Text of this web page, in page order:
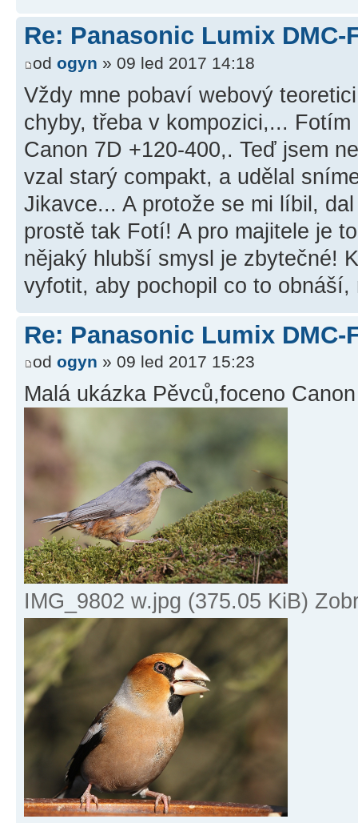
Re: Panasonic Lumix DMC-
od ogyn » 09 led 2017 14:18
Vždy mne pobaví webový
chyby, třeba v kompozici,...
Canon 7D +120-400,. Teď jsem
vzal starý compakt, a udělal
Jikavce... A protože se mi líbil,
prostě tak Fotí! A pro majitele je
nějaký hlubší smysl je zbytečné!
vyfotit, aby pochopil co to
Re: Panasonic Lumix DMC-
od ogyn » 09 led 2017 15:23
Malá ukázka Pěvců,foceno
IMG_9802 w.jpg (375.05 KiB)